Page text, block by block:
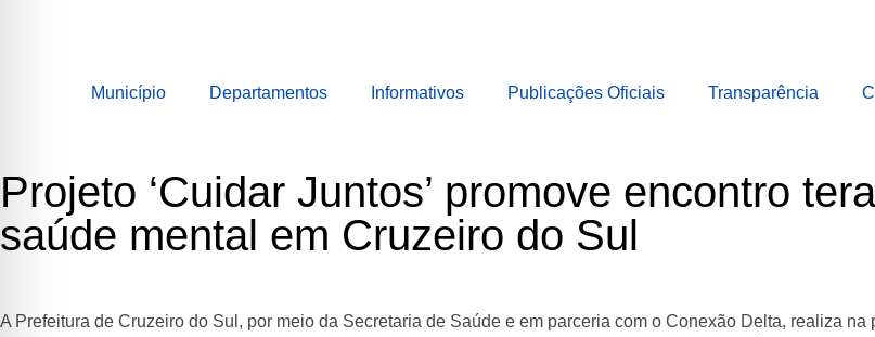
Município Departamentos Informativos Publicações Oficiais Transparência
Projeto ‘Cuidar Juntos’ promove encontro
saúde mental em Cruzeiro do Sul
A Prefeitura de Cruzeiro do Sul, por meio da Secretaria de Saúde e em parceria com o Conexão Delta, realiza